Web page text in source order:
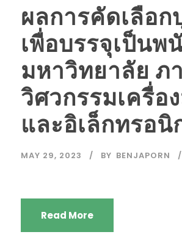
ผลการคัดเลือ
เพื่อบรรจุเป็นพ
มหาวิทยาลัย ภ
วิศวกรรมเครื่อ
และอิเล็กทรอนิ
MAY 29, 2023 BY BENJAPORN
Read More